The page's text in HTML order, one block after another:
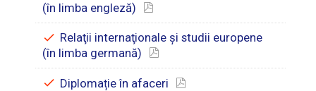
(în limba engleză)
Relaţii internaţionale şi studii europene
(în limba germană)
Diplomație în afaceri